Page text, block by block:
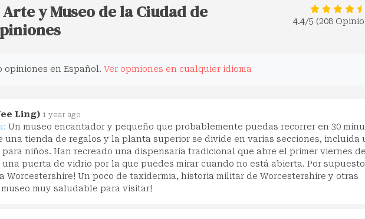
y Museo de la Ciudad de
4.4/5 (208
opiniones en Español. Ver opiniones en cualquier idioma
Ling) 1 year ago
Un museo encantador y pequeño que probablemente puedas recorrer en 30
una tienda de regalos y la planta superior se divide en varias secciones, incluida
niños. Han recreado una dispensaria tradicional que abre el primer viernes de
una puerta de vidrio por la que puedes mirar cuando no está abierta. Por
Worcestershire! Un poco de taxidermia, historia militar de Worcestershire y otras
museo muy saludable para visitar!